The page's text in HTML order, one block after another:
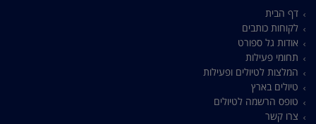
דף הבית
לקוחות כותבים
אודות גל ספורט
תחומי פעילות
המלצות לטיולים ופעילות
טיולים בארץ
טופס הרשמה לטיולים
צרו קשר